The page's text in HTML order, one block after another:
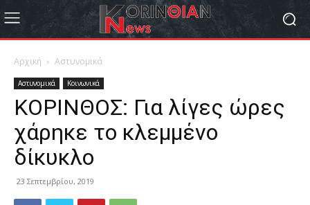
Αρχική Αστυνομικά
Αστυνομικά Κοινωνικά
ΚΟΡΙΝΘΟΣ: Για λίγες ώρες
χάρηκε το κλεμμένο
δίκυκλο
23 Σεπτεμβρίου, 2019